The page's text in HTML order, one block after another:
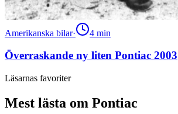
Amerikanska bilar· 4 min
Överraskande ny liten Pontiac 2003
Läsarnas favoriter
Mest lästa om Pontiac